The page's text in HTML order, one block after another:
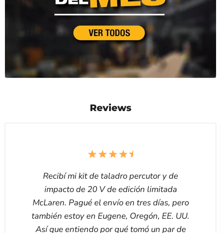
Reviews
Recibí mi kit de taladro percutor y de
impacto de 20 V de edición limitada
McLaren. Pagué el envío en tres días, pero
también estoy en Eugene, Oregón, EE. UU.
Así que entiendo por qué tomó un par de